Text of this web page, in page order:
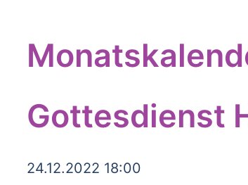
Gottesdienst
24.12.2022 18:00